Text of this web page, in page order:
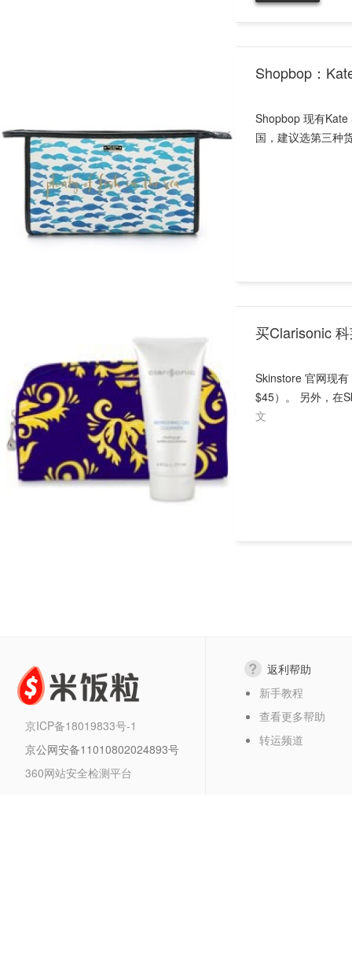
Shopbop：
Shopbop 现有
国，建议选第三种
买Clarisonic
Skinstore 官网现
$45）。 另外，在
文
京ICP备18019833号-1
京公网安备11010802024893号
360网站安全检测平台
返利帮助
新手教程
查看更多帮助
转运频道